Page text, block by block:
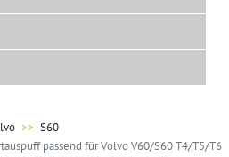
S60
passend für Volvo V60/S60 T4/T5/T6